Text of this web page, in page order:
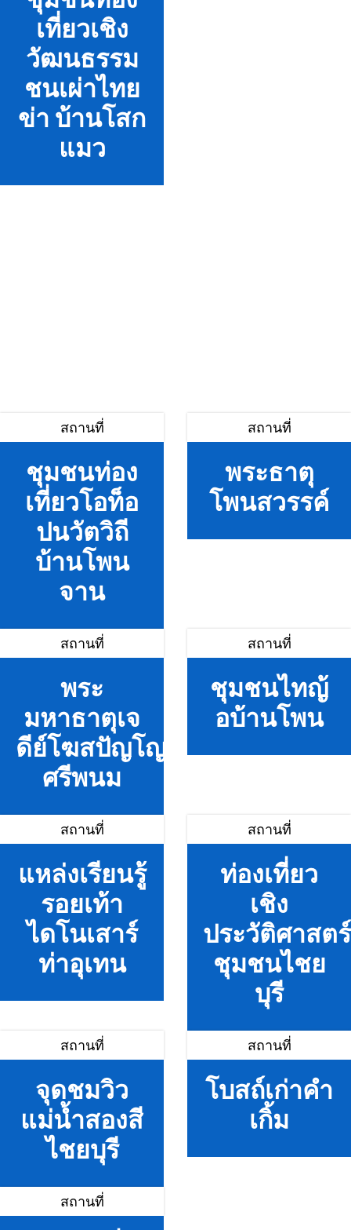
เที่ยวเชิง
วัฒนธรรม
ชนเผ่าไทย
ข่า บ้านโสก
แมว
สถานที่
ชุมชนท่อง
เที่ยวโอท็อ
ปนวัตวิถี
บ้านโพน
จาน
สถานที่
พระธาตุ
โพนสวรรค์
สถานที่
พระ
มหาธาตุเจ
ดีย์โฆสปัญโญ
ศรีพนม
สถานที่
ชุมชนไทญ้
อบ้านโพน
สถานที่
แหล่งเรียนรู้
รอยเท้า
ไดโนเสาร์
ท่าอุเทน
สถานที่
ท่องเที่ยว
เชิง
ประวัติศาสตร์
ชุมชนไชย
บุรี
สถานที่
จุดชมวิว
แม่น้ำสองสี
ไชยบุรี
สถานที่
โบสถ์เก่าคำ
เกิ้ม
สถานที่